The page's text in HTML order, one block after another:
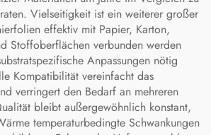
Vielseitigkeit ist ein weiterer großer
effektiv mit Papier, Karton,
Stoffoberflächen verbunden werden
Anpassungen nötig
Kompatibilität vereinfacht das
verringert den Bedarf an mehreren
bleibt außergewöhnlich konstant,
temperaturbedingte Schwankungen